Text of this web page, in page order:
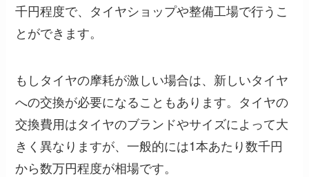
千円程度で、タイヤショップや整備工場で行うこ
とができます。
もしタイヤの摩耗が激しい場合は、新しいタイヤ
への交換が必要になることもあります。タイヤの
交換費用はタイヤのブランドやサイズによって大
きく異なりますが、一般的には1本あたり数千円
から数万円程度が相場です。